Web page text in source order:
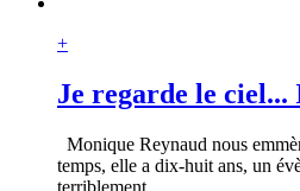
+
Je regarde le ciel...
Monique Reynaud nous
temps, elle a dix-huit ans, un